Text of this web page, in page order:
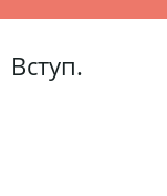
Вступ.